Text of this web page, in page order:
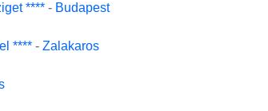
**** - Budapest
**** - Zalakaros